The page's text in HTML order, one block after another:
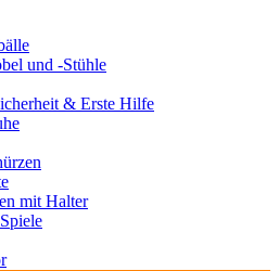
und -Stühle
& Erste Hilfe
mit Halter